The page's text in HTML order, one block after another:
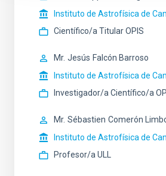
Instituto de Astrofísica de
Científico/a Titular OPIS
Mr. Jesús Falcón Barroso
Instituto de Astrofísica de
Investigador/a Científico/a
Mr. Sébastien Comerón
Instituto de Astrofísica de
Profesor/a ULL